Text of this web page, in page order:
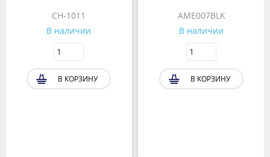
CH-1011
В наличии
В КОРЗИНУ
AME007BLK
В наличии
В КОРЗИНУ